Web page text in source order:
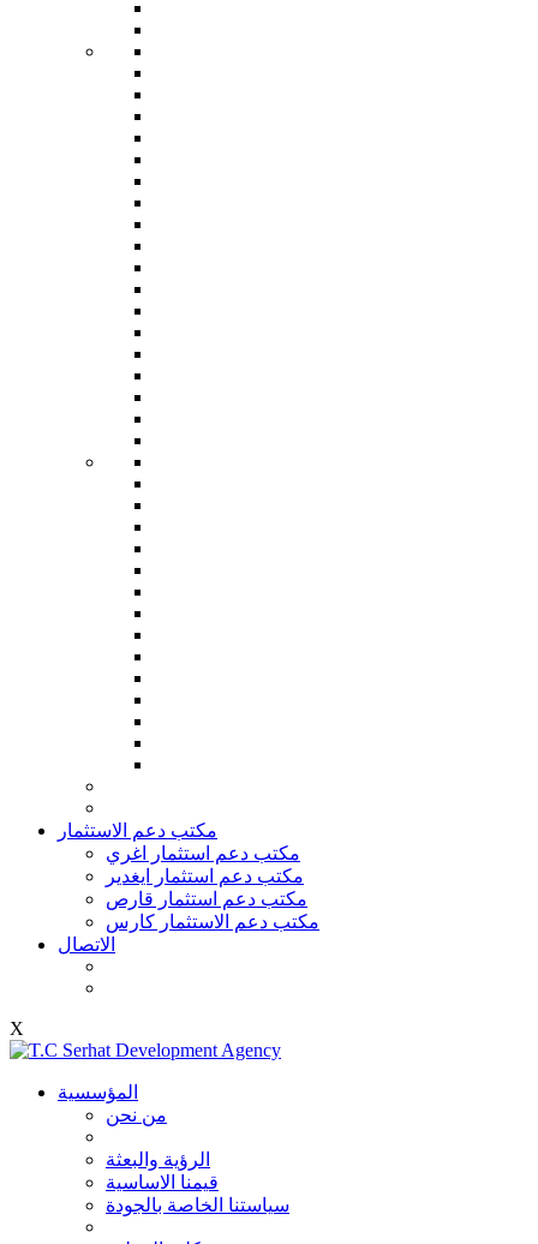
مكتب دعم الاستثمار
مكتب دعم استثمار اغري
مكتب دعم استثمار ايغدير
مكتب دعم استثمار قارص
مكتب دعم الاستثمار كارس
الاتصال
X
المؤسسية
من نحن
الرؤية والبعثة
قيمنا الاساسية
سياستنا الخاصة بالجودة